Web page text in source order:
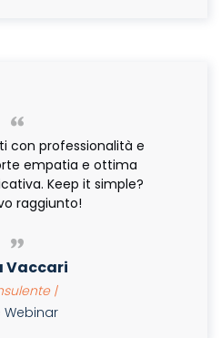
con professionalità e
empatia e ottima
Keep it simple?
raggiunto!
Vaccari
|
Webinar